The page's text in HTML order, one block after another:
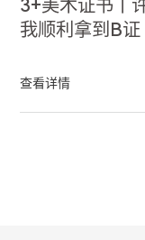
3+美术证书丨
我顺利拿到B证
查看详情